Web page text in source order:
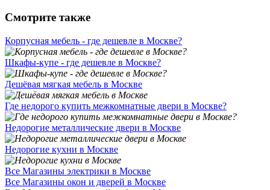
Смотрите также
Корпусная мебель - где дешевле в Москве?
Шкафы-купе - где дешевле в Москве?
Дешёвая мягкая мебель в Москве
Где недорого купить межкомнатные двери в Москве?
Недорогие металлические двери в Москве
Недорогие кухни в Москве
Все Магазины электрики в Москве
Все Магазины окон и дверей в Москве